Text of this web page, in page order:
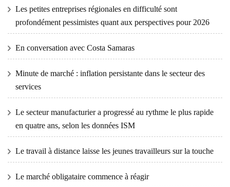
Les petites entreprises régionales en difficulté sont
profondément pessimistes quant aux perspectives pour 2026
En conversation avec Costa Samaras
Minute de marché : inflation persistante dans le secteur des
services
Le secteur manufacturier a progressé au rythme le plus rapide
en quatre ans, selon les données ISM
Le travail à distance laisse les jeunes travailleurs sur la touche
Le marché obligataire commence à réagir